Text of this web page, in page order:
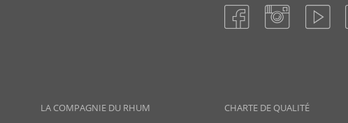
LA COMPAGNIE DU RHUM
CHARTE DE QUALITÉ